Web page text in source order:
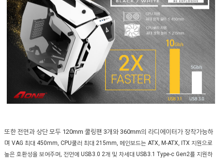
또한 전면과 상단 모두 120mm 쿨링팬 3개와 360mm의 라디에이터가 장착가능하
며 VAG 최대 450mm, CPU쿨러 최대 215mm, 메인보드는 ATX, M-ATX, ITX 지원으로
높은 호환성을 보여주며, 전면에 USB3.0 2개 및 차세대 USB3.1 Type-c Gen2를 지원하